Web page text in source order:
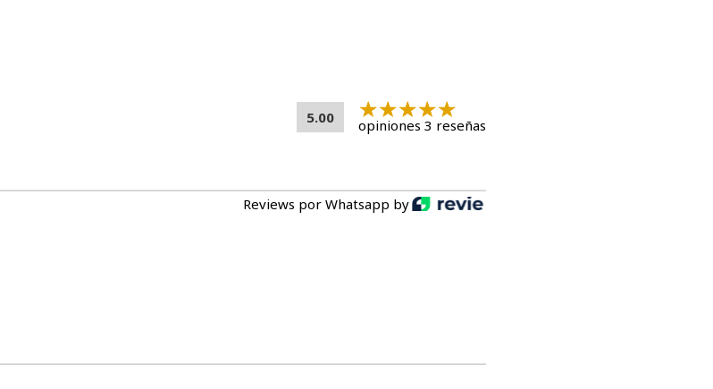
5.00 opiniones 3 reseñas
Reviews por Whatsapp by